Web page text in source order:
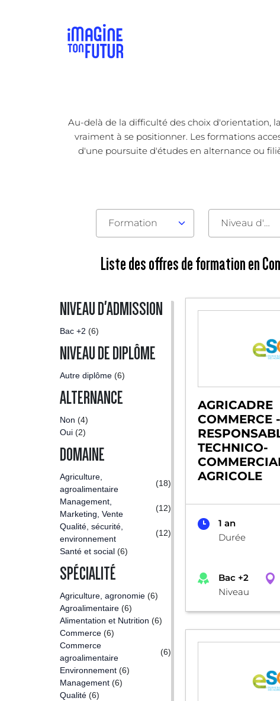
Au-delà de la difficulté des choix d'orientation,
vraiment à se positionner. Les formations
d'une poursuite d'études en alternance ou
Formation Niveau d'admission
Liste des offres de formation en
NIVEAU D'ADMISSION
Bac +2 (6)
NIVEAU DE DIPLÔME
Autre diplôme (6)
ALTERNANCE
Non (4)
Oui (2)
DOMAINE
Agriculture,
agroalimentaire
(18)
Management,
Marketing, Vente
(12)
Qualité, sécurité,
environnement
(12)
Santé et social (6)
SPÉCIALITÉ
Agriculture, agronomie (6)
Agroalimentaire (6)
Alimentation et Nutrition (6)
Commerce (6)
Commerce
agroalimentaire
(6)
Environnement (6)
Management (6)
Qualité (6)
AGRICADRE
COMMERCE -
TECHNICO-
AGRICOLE
1 an
Durée
Bac +2
Niveau